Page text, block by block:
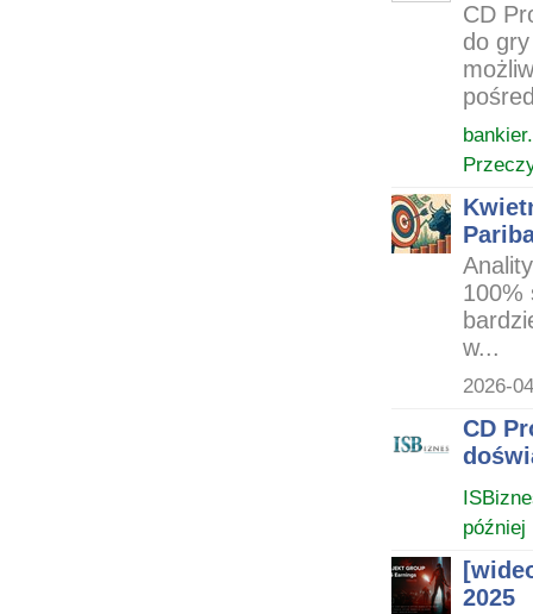
CD
do
100%
w...
2026-
CD
później
2025